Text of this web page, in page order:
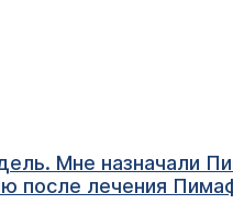
Мне назначали
после лечения